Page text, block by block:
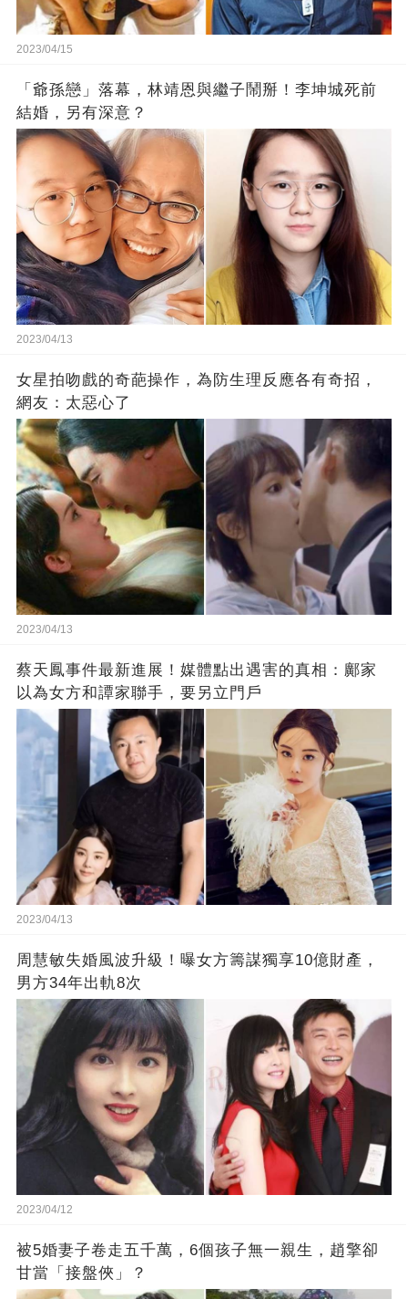
2023/04/15
「爺孫戀」落幕，林靖恩與繼子鬧掰！李坤城死前
結婚，另有深意？
2023/04/13
女星拍吻戲的奇葩操作，為防生理反應各有奇招，
網友：太惡心了
2023/04/13
蔡天鳳事件最新進展！媒體點出遇害的真相：鄺家
以為女方和譚家聯手，要另立門戶
2023/04/13
周慧敏失婚風波升級！曝女方籌謀獨享10億財產，
男方34年出軌8次
2023/04/12
被5婚妻子卷走五千萬，6個孩子無一親生，趙擎卻
甘當「接盤俠」？